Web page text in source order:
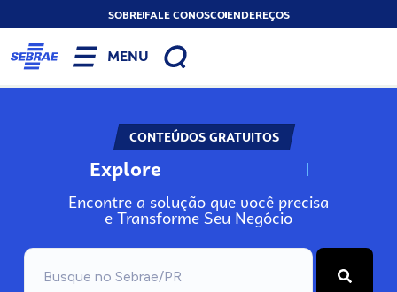
SOBREFALE CONOSCOENDEREÇOS
MENU
CONTEÚDOS GRATUITOS
Explore N
Encontre a solução que você precisa
e Transforme Seu Negócio